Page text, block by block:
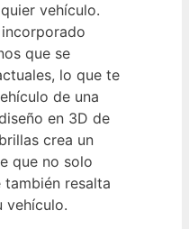
vehículo.
que se
lo que te
de una
en 3D de
crea un
que no solo
también resalta
vehículo.